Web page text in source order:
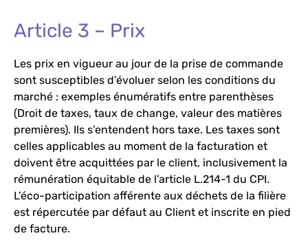
Article 3 – Prix
Les prix en vigueur au jour de la prise de commande
sont susceptibles d’évoluer selon les conditions du
marché : exemples énumératifs entre parenthèses
(Droit de taxes, taux de change, valeur des matières
premières). Ils s’entendent hors taxe. Les taxes sont
celles applicables au moment de la facturation et
doivent être acquittées par le client, inclusivement la
rémunération équitable de l’article L.214-1 du CPI.
L’éco-participation afférente aux déchets de la filière
est répercutée par défaut au Client et inscrite en pied
de facture.